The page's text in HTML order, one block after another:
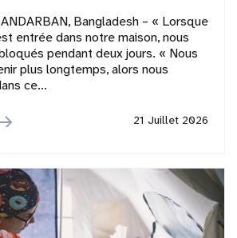
Bangladesh – « Lorsque
entrée dans notre maison, nous
pendant deux jours. « Nous
plus longtemps, alors nous
ce…
21 Juillet 2026